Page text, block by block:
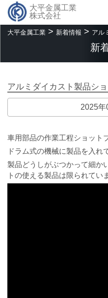
大平金属工業
株式会社
大平金属工業 > 新着情報 > アル
新
アルミダイカスト製品シ
2025年
車用部品の作業工程ショット
ドラム式の機械に製品を入れ
製品どうしがぶつかって細か
トの使える製品は限られてい